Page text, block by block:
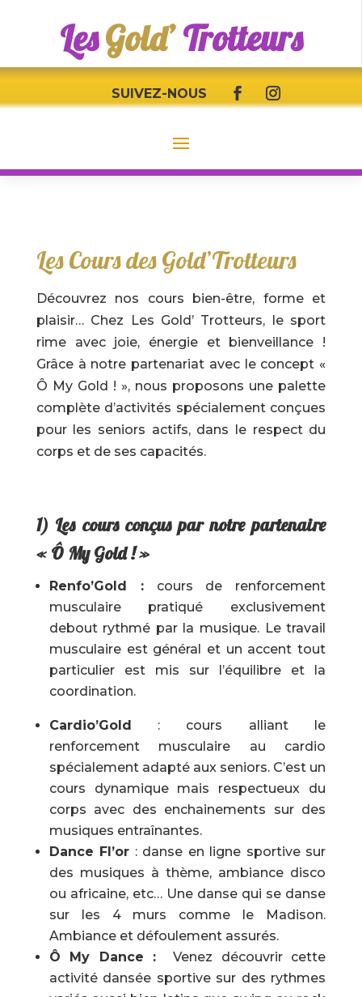
LesGold’Trotteurs
SUIVEZ-NOUS
Les Cours des Gold’Trotteurs
Découvrez nos cours bien-être, forme et
plaisir… Chez Les Gold’ Trotteurs, le sport
rime avec joie, énergie et bienveillance !
Grâce à notre partenariat avec le concept «
Ô My Gold ! », nous proposons une palette
complète d’activités spécialement conçues
pour les seniors actifs, dans le respect du
corps et de ses capacités.
1) Les cours conçus par notre partenaire
« Ô My Gold ! »
Renfo’Gold :cours de renforcement
musculaire pratiqué exclusivement
debout rythmé par la musique. Le travail
musculaire est général et un accent tout
particulier est mis sur l’équilibre et la
coordination.
Cardio’Gold : cours alliant le
renforcement musculaire au cardio
spécialement adapté aux seniors. C’est un
cours dynamique mais respectueux du
corps avec des enchainements sur des
musiques entraînantes.
Dance Fl’or : danse en ligne sportive sur
des musiques à thème, ambiance disco
ou africaine, etc… Une danse qui se danse
sur les 4 murs comme le Madison.
Ambiance et défoulement assurés.
Ô My Dance : Venez découvrir cette
activité dansée sportive sur des rythmes